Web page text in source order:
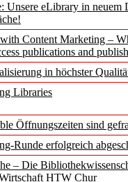
Unsere eLibrary in neuem
Content Marketing –
publications and
in höchster
Libraries
Öffnungszeiten sind
Runde erfolgreich
– Die
HTW Chur
(Juni/Juli